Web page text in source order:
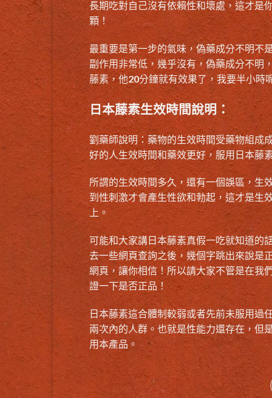
長期吃對自己沒有依賴性和壞處，這才是
顆！
最重要是第一步的氣味，偽藥成分不明不
副作用非常低，幾乎沒有，偽藥成分不明
藤素，他20分鐘就有效果了，我要半小時
日本藤素生效時間說明：
劉藥師說明：藥物的生效時間受藥物組成
好的人生效時間和藥效更好，服用日本藤
所謂的生效時間多久，還有一個誤區，生
到性刺激才會產生性欲和勃起，這才是生
上。
可能和大家講 日本藤素真假一吃就知道的
去一些網頁查詢之後，幾個字跳出來說是
網頁，讓你相信！所以請大家不管是在我
證一下是否正品！
日本藤素這合體制較弱或者先前未服用過
兩次內的人群。也就是性能力還存在，但
用本產品。